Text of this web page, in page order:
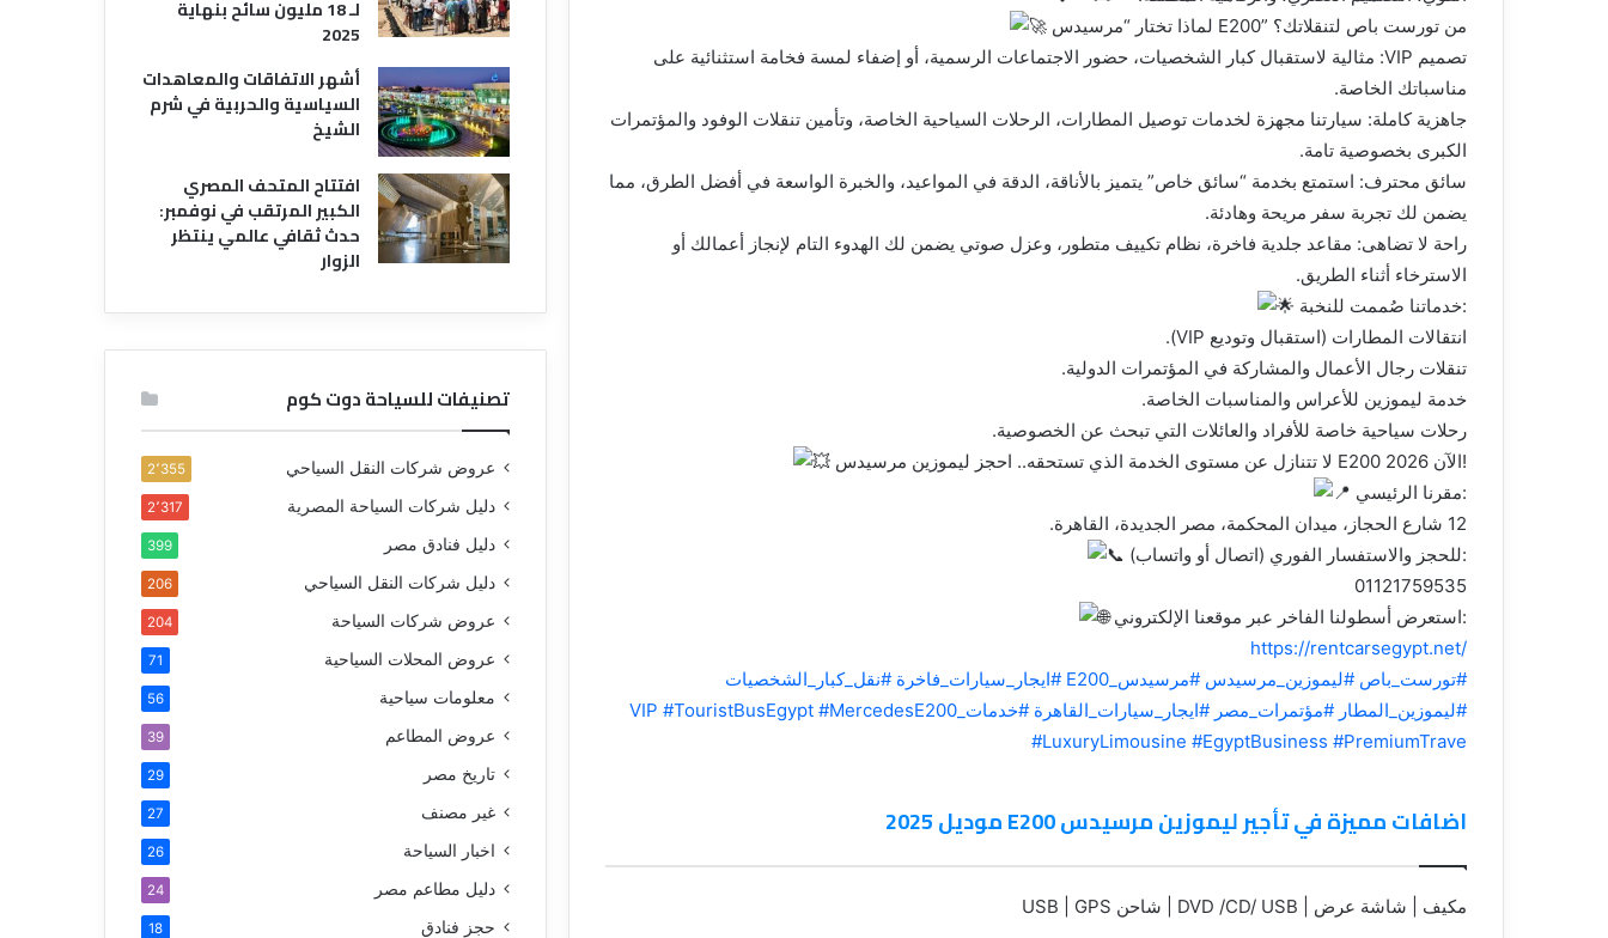
لماذا تختار “مرسيدس E200” من تورست باص لتنقلاتك؟
تصميم VIP: مثالية لاستقبال كبار الشخصيات، حضور الاجتماعات الرسمية، أو إضفاء لمسة فخامة استثنائية على
مناسباتك الخاصة.
جاهزية كاملة: سيارتنا مجهزة لخدمات توصيل المطارات، الرحلات السياحية الخاصة، وتأمين تنقلات الوفود والمؤتمرات
الكبرى بخصوصية تامة.
سائق محترف: استمتع بخدمة “سائق خاص” يتميز بالأناقة، الدقة في المواعيد، والخبرة الواسعة في أفضل الطرق، مما
يضمن لك تجربة سفر مريحة وهادئة.
راحة لا تضاهى: مقاعد جلدية فاخرة، نظام تكييف متطور، وعزل صوتي يضمن لك الهدوء التام لإنجاز أعمالك أو
الاسترخاء أثناء الطريق.
خدماتنا صُممت للنخبة:
انتقالات المطارات (استقبال وتوديع VIP).
تنقلات رجال الأعمال والمشاركة في المؤتمرات الدولية.
خدمة ليموزين للأعراس والمناسبات الخاصة.
رحلات سياحية خاصة للأفراد والعائلات التي تبحث عن الخصوصية.
لا تتنازل عن مستوى الخدمة الذي تستحقه.. احجز ليموزين مرسيدس E200 2026 الآن!
مقرنا الرئيسي:
12 شارع الحجاز، ميدان المحكمة، مصر الجديدة، القاهرة.
للحجز والاستفسار الفوري (اتصال أو واتساب):
01121759535
استعرض أسطولنا الفاخر عبر موقعنا الإلكتروني:
https://rentcarsegypt.net/
#تورست_باص #ليموزين_مرسيدس #مرسيدس_E200 #ايجار_سيارات_فاخرة #نقل_كبار_الشخصيات
#ليموزين_المطار #مؤتمرات_مصر #ايجار_سيارات_القاهرة #خدمات_VIP #TouristBusEgypt #MercedesE200
#LuxuryLimousine #EgyptBusiness #PremiumTrave
اضافات مميزة في تأجير ليموزين مرسيدس E200 موديل 2025
مكيف | شاشة عرض | DVD /CD/ USB | شاحن USB | GPS
لـ 18 مليون سائح بنهاية
2025
أشهر الاتفاقات والمعاهدات
السياسية والحربية في شرم
الشيخ
افتتاح المتحف المصري
الكبير المرتقب في نوفمبر:
حدث ثقافي عالمي ينتظر
الزوار
تصنيفات للسياحة دوت كوم
عروض شركات النقل السياحي 2٬355
دليل شركات السياحة المصرية 2٬317
دليل فنادق مصر 399
دليل شركات النقل السياحي 206
عروض شركات السياحة 204
عروض المحلات السياحية 71
معلومات سياحية 56
عروض المطاعم 39
تاريخ مصر 29
غير مصنف 27
اخبار السياحة 26
دليل مطاعم مصر 24
حجز فنادق 18